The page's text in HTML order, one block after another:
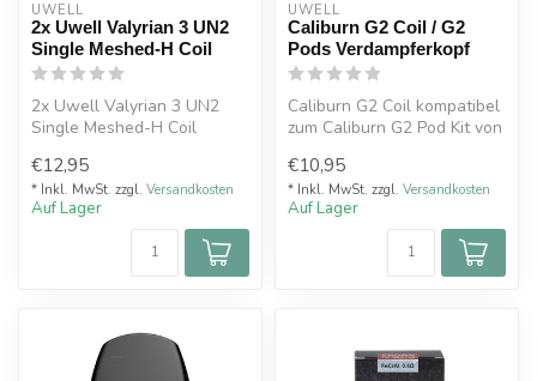
UWELL
2x Uwell Valyrian 3 UN2
Single Meshed-H Coil
2x Uwell Valyrian 3 UN2
Single Meshed-H Coil
€12,95
* Inkl. MwSt. zzgl. Versandkosten
Auf Lager
UWELL
Caliburn G2 Coil / G2
Pods Verdampferkopf
Caliburn G2 Coil kompatibel
zum Caliburn G2 Pod Kit von
€10,95
* Inkl. MwSt. zzgl. Versandkosten
Auf Lager